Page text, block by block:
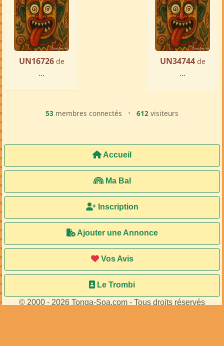
UN16726 de
...
UN34744 de
...
53 membres connectés • 612 visiteurs
Accueil
Ma Bal
Inscription
Ajouter une Annonce
Vos Avis
Le Trombi
© 2000 - 2026 Tonga-Soa.com - Tous droits réservés